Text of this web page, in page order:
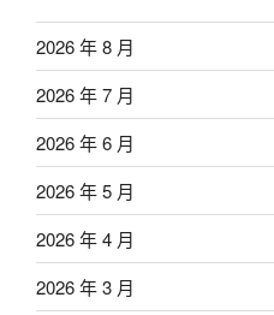
2026 年 8 月
2026 年 7 月
2026 年 6 月
2026 年 5 月
2026 年 4 月
2026 年 3 月